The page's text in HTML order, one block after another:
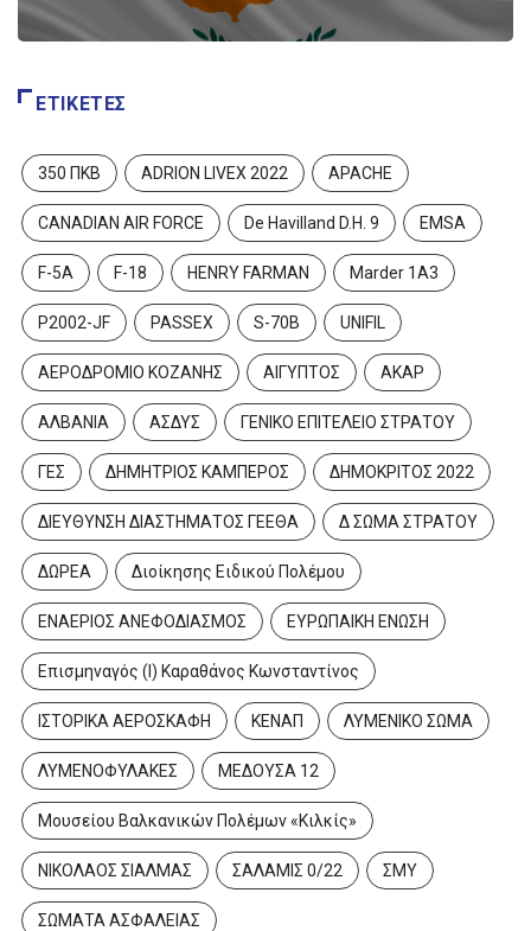
ΕΤΙΚΈΤΕΣ
350 ΠΚΒ ADRION LIVEX 2022 APACHE
CANADIAN AIR FORCE De Havilland D.H. 9 EMSA
F-5A F-18 HENRY FARMAN Marder 1A3
P2002-JF PASSEX S-70B UNIFIL
ΑΕΡΟΔΡΟΜΙΟ ΚΟΖΑΝΗΣ ΑΙΓΥΠΤΟΣ ΑΚΑΡ
ΑΛΒΑΝΙΑ ΑΣΔΥΣ ΓΕΝΙΚΟ ΕΠΙΤΕΛΕΙΟ ΣΤΡΑΤΟΥ
ΓΕΣ ΔΗΜΗΤΡΙΟΣ ΚΑΜΠΕΡΟΣ ΔΗΜΟΚΡΙΤΟΣ 2022
ΔΙΕΥΘΥΝΣΗ ΔΙΑΣΤΗΜΑΤΟΣ ΓΕΕΘΑ Δ ΣΩΜΑ ΣΤΡΑΤΟΥ
ΔΩΡΕΑ Διοίκησης Ειδικού Πολέμου
ΕΝΑΕΡΙΟΣ ΑΝΕΦΟΔΙΑΣΜΟΣ ΕΥΡΩΠΑΙΚΗ ΕΝΩΣΗ
Επισμηναγός (Ι) Καραθάνος Κωνσταντίνος
ΙΣΤΟΡΙΚΑ ΑΕΡΟΣΚΑΦΗ ΚΕΝΑΠ ΛΥΜΕΝΙΚΟ ΣΩΜΑ
ΛΥΜΕΝΟΦΥΛΑΚΕΣ ΜΕΔΟΥΣΑ 12
Μουσείου Βαλκανικών Πολέμων «Κιλκίς»
ΝΙΚΟΛΑΟΣ ΣΙΑΛΜΑΣ ΣΑΛΑΜΙΣ 0/22 ΣΜΥ
ΣΩΜΑΤΑ ΑΣΦΑΛΕΙΑΣ